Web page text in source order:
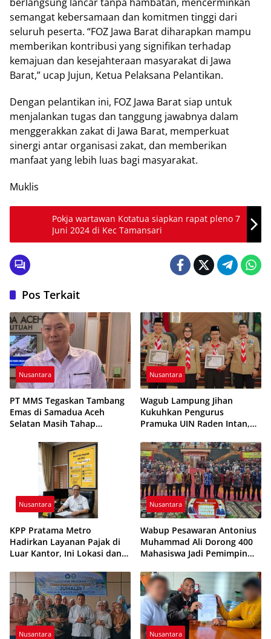
berlangsung lancar tanpa hambatan, mencerminkan
semangat kebersamaan dan komitmen tinggi dari
seluruh peserta. “FOZ Jawa Barat diharapkan mampu
memberikan kontribusi yang signifikan terhadap
kemajuan dan kesejahteraan masyarakat di Jawa
Barat,” ucap Jujun, Ketua Pelaksana Pelantikan.
Dengan pelantikan ini, FOZ Jawa Barat siap untuk
menjalankan tugas dan tanggung jawabnya dalam
menggerakkan zakat di Jawa Barat, memperkuat
sinergi antar organisasi zakat, dan memberikan
manfaat yang lebih luas bagi masyarakat.
Muklis
Pokja wartawan Kotatua siapkan rapat pleno 7
Juni 2024 di Kec Tamansari
Pos Terkait
Nusantara
PT MMS Tegaskan Tambang
Emas di Samadua Aceh
Selatan Masih Tahap
Nusantara
Wagub Lampung Jihan
Kukuhkan Pengurus
Pramuka UIN Raden Intan,
Karakter Generasi Muda
Nusantara
KPP Pratama Metro
Hadirkan Layanan Pajak di
Luar Kantor, Ini Lokasi dan
Nusantara
Wabup Pesawaran Antonius
Muhammad Ali Dorong 400
Mahasiswa Jadi Pemimpin
Nusantara Nusantara